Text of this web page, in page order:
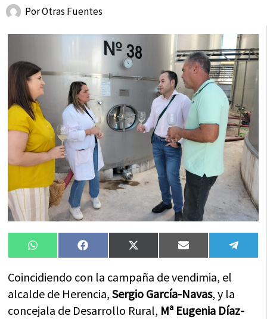
PorOtras Fuentes
Compartir
en
WhatsAppCompartir
en
FacebookCompartir
en
X
(Twitter)
Compartir
en
Email
en
Coincidiendo con la campaña de vendimia, el
alcalde de Herencia,Sergio García-Navas, y la
concejala de Desarrollo Rural, Mª Eugenia Díaz-